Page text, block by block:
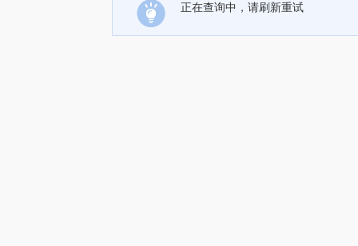
正在查询中，请刷新重试